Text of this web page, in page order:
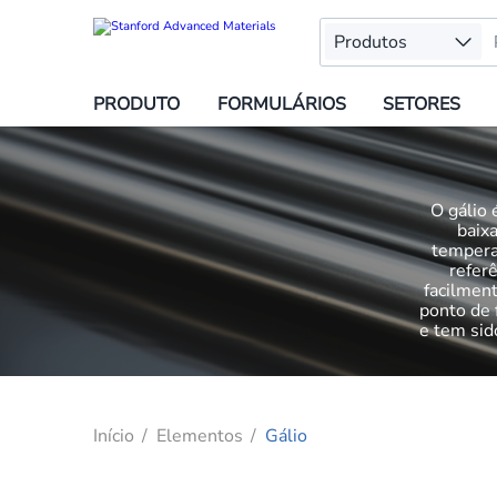
Produtos
PRODUTO FORMULÁRIOS SETORES
O gálio
ponto de
e tem
Início Elementos Gálio